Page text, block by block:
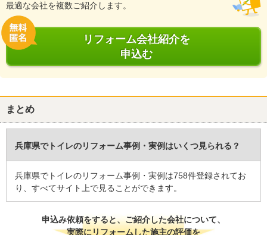
最適な会社を複数ご紹介します。
リフォーム会社紹介を
申込む
まとめ
兵庫県でトイレのリフォーム事例・実例はいくつ見られる？
兵庫県でトイレのリフォーム事例・実例は758件登録されてお
り、すべてサイト上で見ることができます。
申込み依頼をすると、ご紹介した会社について、
実際にリフォームした施主の評価を